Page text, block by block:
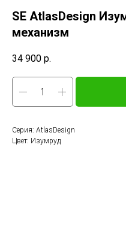
SE AtlasDesign
механизм
34 900 р.
Серия: AtlasDesign
Цвет: Изумруд